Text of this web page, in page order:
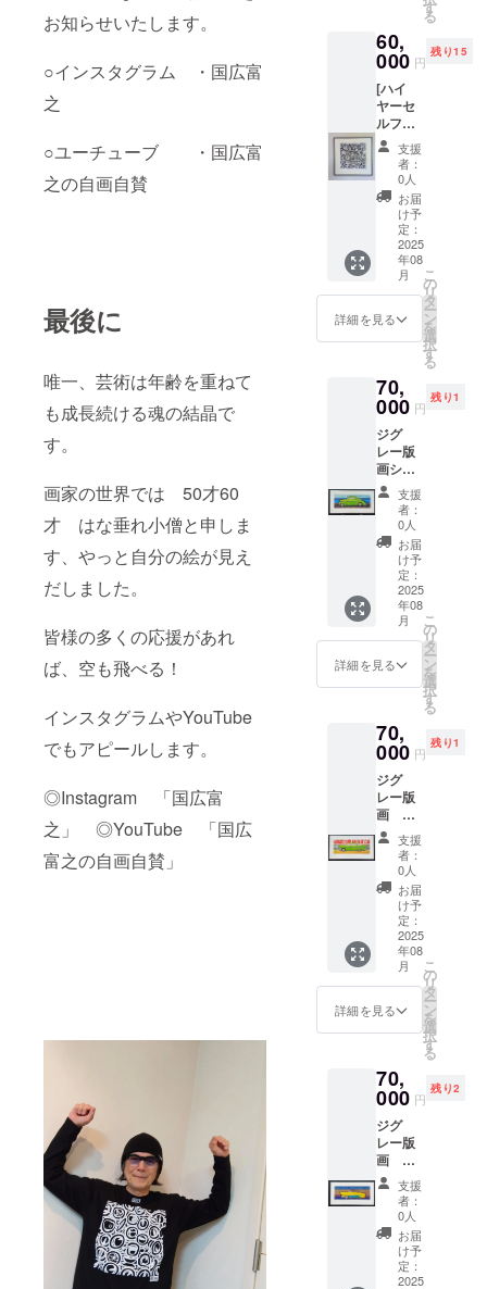
お知らせいたします。
○インスタグラム ・国広富
之
○ユーチューブ ・国広富
之の自画自賛
最後に
唯一、芸術は年齢を重ねて
も成長続ける魂の結晶で
す。
画家の世界では 50才60
才 はな垂れ小僧と申しま
す、やっと自分の絵が見え
だしました。
皆様の多くの応援があれ
ば、空も飛べる！
インスタグラムやYouTube
でもアピールします。
◎Instagram 「国広富
之」 ◎YouTube 「国広
富之の自画自賛」
45㌢
×45㌢
エディ
ション
９０
枚 エ
ディ
ション
ナン
バーは
選べま
せん 淡
いブ
ルーグ
レーと
黒のツ
ウトン
す
る
60,
000 円
残り15
[ハイ
ヤーセ
ルフに
赦され
る存在
たち]
フレー
ムに
入った
ジグ
レー版
画で
す 画
面サイ
ズ30㌢
×30
エディ
ション
９０
枚 エ
ディ
ション
ナン
バーは
選べま
せん 白
ベース
に黒の
ツウト
ンです
支援
者：
0人
お届
け予
定：
2025
年08
月
詳細を見る
こ
の
リ
タ
ー
ン
を
選
択
す
る
70,
000 円
残り1
ジグ
レー版
画シー
ト
「オン
ザロー
ド」
49×17,5
㎝
エディ
ション
はAPで
す フ
レーム
サイ
ズ 約
㎝ 多
少のサ
イズ変
更はご
ざいま
すの
で、ご
了承く
ださ
い。
支援
者：
0人
お届
け予
定：
2025
年08
月
詳細を見る
こ
の
リ
タ
ー
ン
を
選
択
す
る
70,
000 円
残り1
ジグ
レー版
画
「スタ
ジアム
の駐車
場」
49×17,5
㎝ エ
ディ
ション
はAPで
す フ
レーム
サイ
ズ 約
㎝ 多
少のサ
イズ変
更はご
ざいま
すの
で、ご
了承く
ださ
い。
支援
者：
0人
お届
け予
定：
2025
年08
月
詳細を見る
こ
の
リ
タ
ー
ン
を
選
択
す
る
70,
000 円
残り2
ジグ
レー版
画
「ロー
ライ
ダー」
画面
サイズ･
49×17,5
㎝ フ
支援
者：
0人
お届
け予
定：
2025